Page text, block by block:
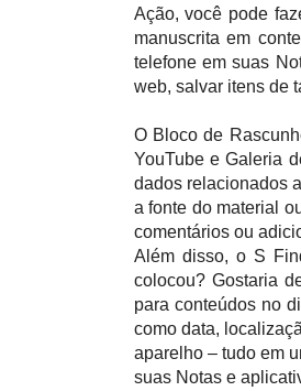
Ação, você pode
manuscritaem
telefone em suas
web, salvar itens de
O Bloco de
YouTube e Galeria
dados relacionados
a fonte do material
comentários ou
Além disso, o S
colocou? Gostaria
para conteúdos no
como data,
aparelho – tudo em
suas Notas e